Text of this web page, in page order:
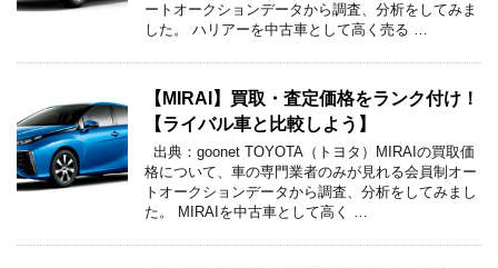
ートオークションデータから調査、分析をしてみま
した。 ハリアーを中古車として高く売る …
【MIRAI】買取・査定価格をランク付け！
【ライバル車と比較しよう】
出典：goonet TOYOTA（トヨタ）MIRAIの買取価
格について、車の専門業者のみが見れる会員制オー
トオークションデータから調査、分析をしてみまし
た。 MIRAIを中古車として高く …